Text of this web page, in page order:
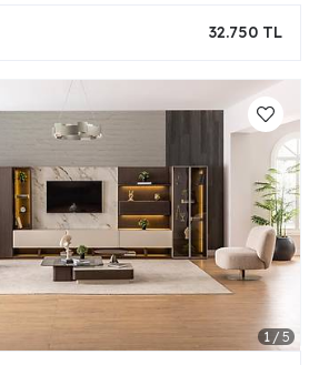
32.750 TL